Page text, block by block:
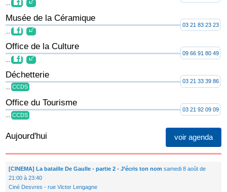
Musée de la Céramique
03 21 83 23 23
Office de la Culture
09 66 91 80 49
Déchetterie
CCDS
03 21 33 39 86
Office du Tourisme
CCDS
03 21 92 09 09
voir agenda
Aujourd'hui
[CINEMA] La bataille De Gaulle - partie 2 - J’écris ton nom samedi 8 août de
21:00 à 23:40
Ciné Desvres - rue Victor Lengagne